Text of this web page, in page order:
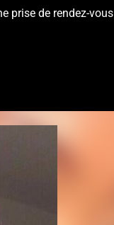
prise de rendez-vous